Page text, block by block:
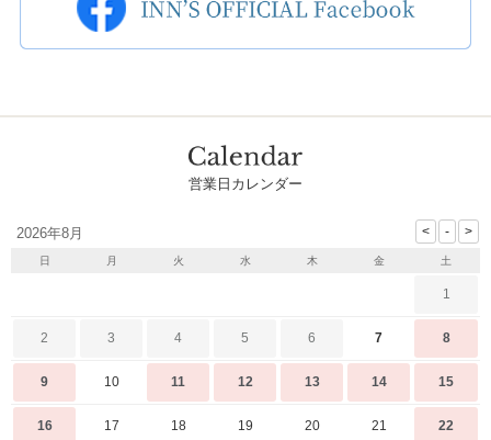
営業日カレンダー
2026年8月
日 月 火 水 木 金 土
1
2 3 4 5 6 7 8
9 10 11 12 13 14 15
16 17 18 19 20 21 22